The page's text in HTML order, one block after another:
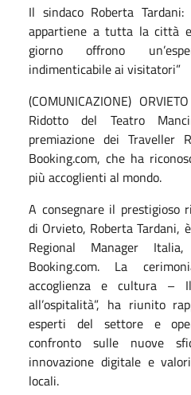
Il sindaco Roberta
appartiene a tutta la città
giorno offrono
indimenticabile ai visitatori”
(COMUNICAZIONE)
Ridotto del Teatro
premiazione dei Traveller
Booking.com, che ha
più accoglienti al mondo.
A consegnare il prestigioso
di Orvieto, Roberta Tardani,
Regional Manager
Booking.com. La
accoglienza e cultura –
all’ospitalità”, ha riunito
esperti del settore e
confronto sulle nuove
innovazione digitale e
locali.